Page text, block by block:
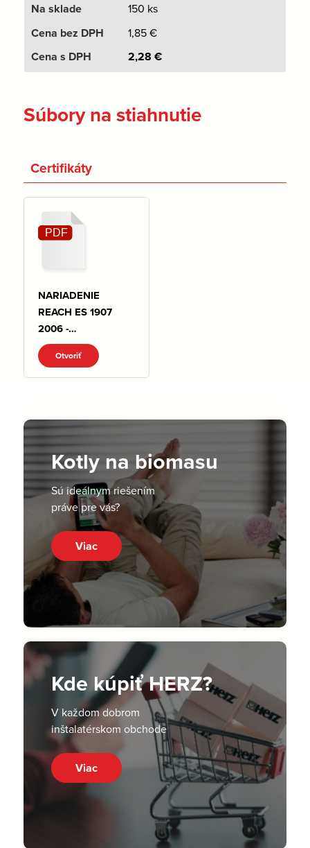
150 ks
1,85€
2,28 €
Súbory na stiahnutie
Certifikáty
NARIADENIE
REACH ES 1907
2006 -
VYHLASENIE.pdf
Otvoriť
Kotly na biomasu
Sú ideálnym riešením
práve pre vás?
Viac
Kde kúpiť HERZ?
V každom dobrom
inštalatérskom obchode
Viac